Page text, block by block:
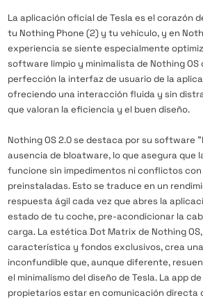
La aplicación oficial de Tesla es el corazón
tu Nothing Phone (2) y tu vehículo, y en
experiencia se siente especialmente
software limpio y minimalista de Nothing OS
perfección la interfaz de usuario de la
ofreciendo una interacción fluida y sin
que valoran la eficiencia y el buen diseño.
Nothing OS 2.0 se destaca por su software
ausencia de bloatware, lo que asegura que
funcione sin impedimentos ni conflictos
preinstaladas. Esto se traduce en un
respuesta ágil cada vez que abres la
estado de tu coche, pre-acondicionar la
carga. La estética Dot Matrix de Nothing
característica y fondos exclusivos, crea
inconfundible que, aunque diferente,
el minimalismo del diseño de Tesla. La app
propietarios estar en comunicación directa